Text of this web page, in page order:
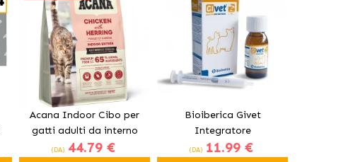
Acana Indoor Cibo per
gatti adulti da interno
(DA) 44.79 €
Bioiberica Givet
Integratore
Gastrointestinale per
(DA) 11.99 €